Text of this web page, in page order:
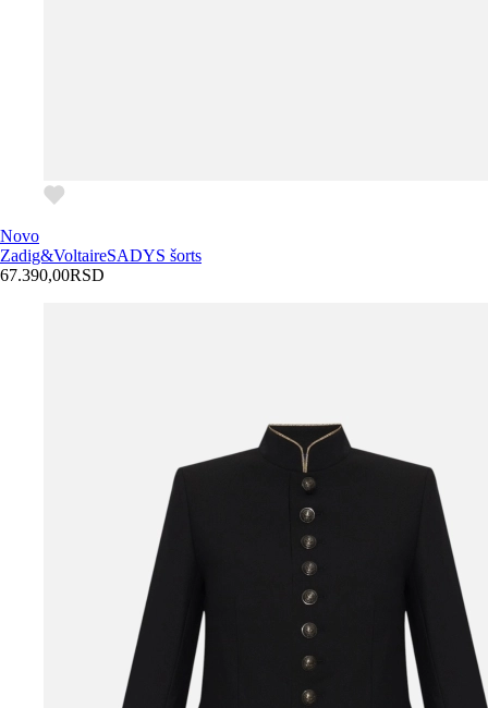
Novo
Zadig&VoltaireSADYS šorts
67.390,00RSD